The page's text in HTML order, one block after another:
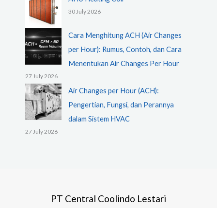
30 July 2026
Cara Menghitung ACH (Air Changes
per Hour): Rumus, Contoh, dan Cara
Menentukan Air Changes Per Hour
27 July 2026
Air Changes per Hour (ACH):
Pengertian, Fungsi, dan Perannya
dalam Sistem HVAC
27 July 2026
PT Central Coolindo Lestari